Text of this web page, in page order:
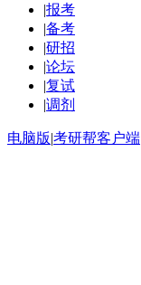
|报考
|备考
|研招
|论坛
|复试
|调剂
电脑版|考研帮客户端